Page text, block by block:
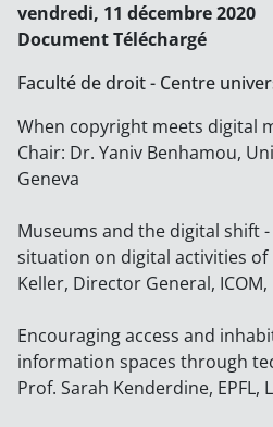
vendredi, 11 décembre 2020
Document Téléchargé
Faculté de droit - Centre
When copyright meets digital
Chair: Dr. Yaniv Benhamou,
Geneva
Museums and the digital shift
situation on digital activities
Keller, Director General, ICOM,
Encouraging access and
information spaces through
Prof. Sarah Kenderdine, EPFL,